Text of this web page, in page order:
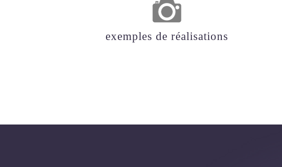
exemples de réalisations